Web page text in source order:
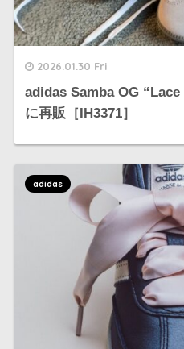
2026.01.30 Fri
adidas Samba OG “Lace
に再販［IH3371］
adidas